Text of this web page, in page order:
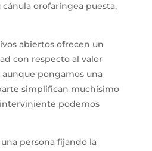
cánula orofaríngea puesta,
abiertos ofrecen un
con respecto al valor
pongamos una
simplifican muchísimo
podemos
persona fijando la